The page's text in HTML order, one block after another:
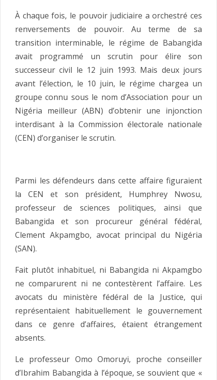
À chaque fois, le pouvoir judiciaire a orchestré ces
renversements de pouvoir. Au terme de sa
transition interminable, le régime de Babangida
avait programmé un scrutin pour élire son
successeur civil le 12 juin 1993. Mais deux jours
avant l’élection, le 10 juin, le régime chargea un
groupe connu sous le nom d’Association pour un
Nigéria meilleur (ABN) d’obtenir une injonction
interdisant à la Commission électorale nationale
(CEN) d’organiser le scrutin.
Parmi les défendeurs dans cette affaire figuraient
la CEN et son président, Humphrey Nwosu,
professeur de sciences politiques, ainsi que
Babangida et son procureur général fédéral,
Clement Akpamgbo, avocat principal du Nigéria
(SAN).
Fait plutôt inhabituel, ni Babangida ni Akpamgbo
ne comparurent ni ne contestèrent l’affaire. Les
avocats du ministère fédéral de la Justice, qui
représentaient habituellement le gouvernement
dans ce genre d’affaires, étaient étrangement
absents.
Le professeur Omo Omoruyi, proche conseiller
d’Ibrahim Babangida à l’époque, se souvient que «